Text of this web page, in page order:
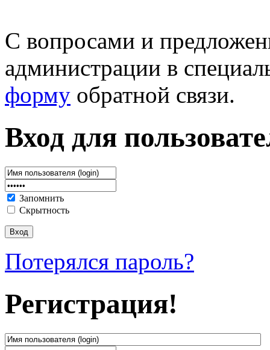
С вопросами и
администрации в
форму обратной связи.
Вход для
Запомнить
Скрытность
Потерялся пароль?
Регистрация!